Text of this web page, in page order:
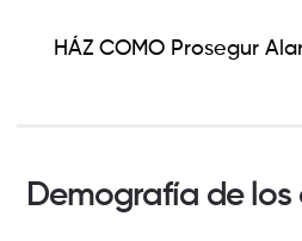
HÁZ COMO Prosegur
Demografía de